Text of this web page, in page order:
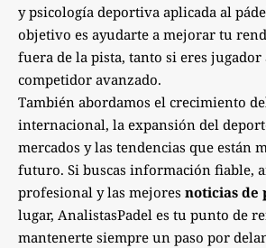
y psicología deportiva aplicada al
objetivo es ayudarte a mejorar tu
fuera de la pista, tanto si eres jugador
competidor avanzado.
También abordamos el crecimiento
internacional, la expansión del
mercados y las tendencias que están
futuro. Si buscas información fiable,
profesional y las mejores noticias de
lugar, AnalistasPadel es tu punto de
mantenerte siempre un paso por